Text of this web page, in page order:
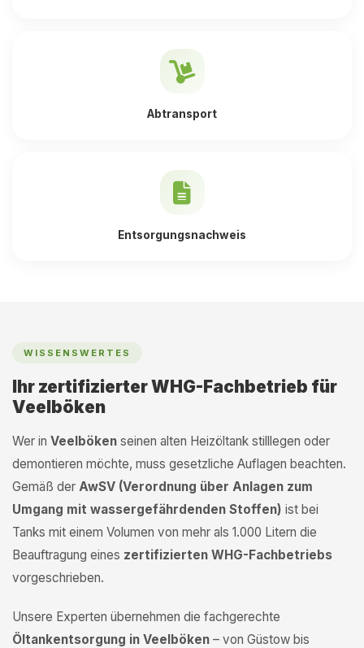
Abtransport
Entsorgungsnachweis
WISSENSWERTES
Ihr zertifizierter WHG-Fachbetrieb für
Veelböken
Wer in Veelböken seinen alten Heizöltank stilllegen oder
demontieren möchte, muss gesetzliche Auflagen beachten.
Gemäß der AwSV (Verordnung über Anlagen zum
Umgang mit wassergefährdenden Stoffen) ist bei
Tanks mit einem Volumen von mehr als 1.000 Litern die
Beauftragung eines zertifizierten WHG-Fachbetriebs
vorgeschrieben.
Unsere Experten übernehmen die fachgerechte
Öltankentsorgung in Veelböken – von Güstow bis